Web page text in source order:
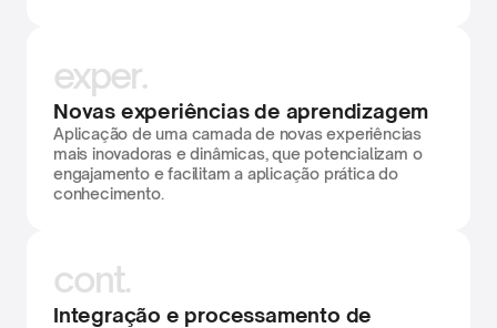
exper.
Novas experiências de aprendizagem
Aplicação de uma camada de novas experiências
mais inovadoras e dinâmicas, que potencializam o
engajamento e facilitam a aplicação prática do
conhecimento.
cont.
Integração e processamento de